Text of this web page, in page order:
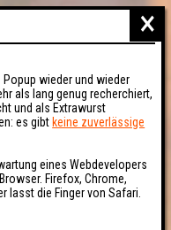
×
Popup wieder und wieder
als lang genug recherchiert,
und als Extrawurst
es gibt keine zuverlässige
eines Webdevelopers
Firefox, Chrome,
lasst die Finger von Safari.